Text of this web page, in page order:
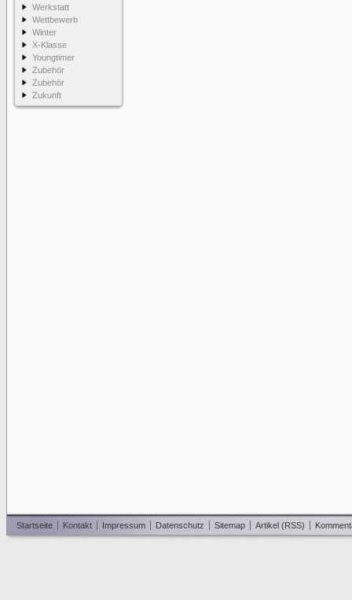
Werkstatt
Wettbewerb
Winter
X-Klasse
Youngtimer
Zubehör
Zubehör
Zukunft
Startseite Kontakt Impressum Datenschutz Sitemap Artikel (RSS)